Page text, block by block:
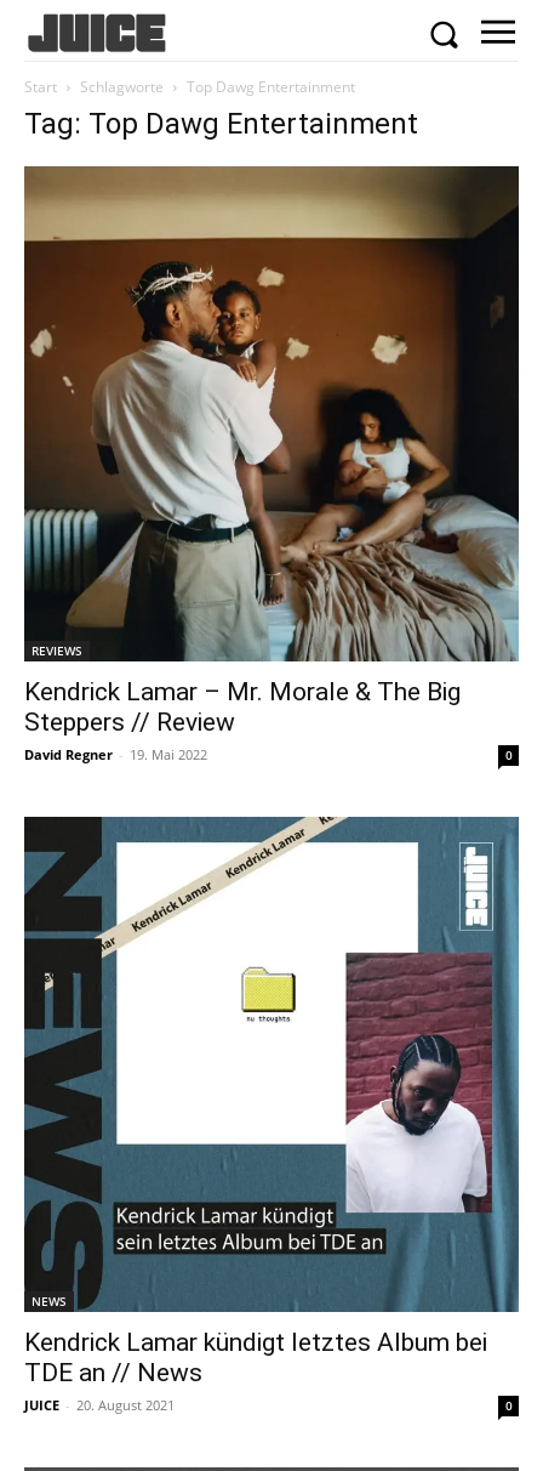
Start Schlagworte Top Dawg Entertainment
Tag: Top Dawg Entertainment
REVIEWS
Kendrick Lamar – Mr. Morale & The Big
Steppers // Review
David Regner - 19. Mai 2022 0
NEWS
Kendrick Lamar kündigt letztes Album bei
TDE an // News
JUICE - 20. August 2021 0